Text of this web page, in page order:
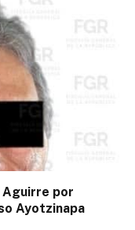
Aguirre por
Ayotzinapa